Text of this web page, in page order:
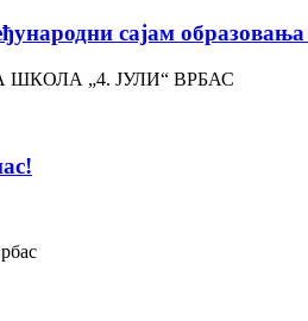
сајам
„4. ЈУЛИ“ ВРБАС